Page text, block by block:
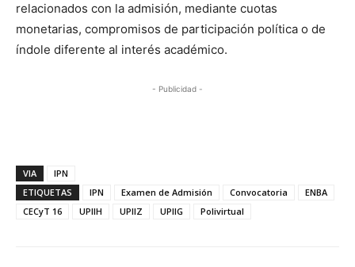
relacionados con la admisión, mediante cuotas
monetarias, compromisos de participación política o de
índole diferente al interés académico.
- Publicidad -
VIA
IPN
ETIQUETAS
IPN Examen de Admisión Convocatoria
ENBA
CECyT 16
UPIIH UPIIZ UPIIG Polivirtual